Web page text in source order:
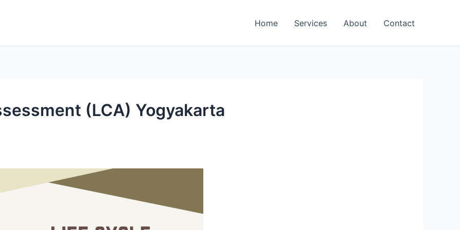
Home Services About Contact
(LCA) Yogyakarta